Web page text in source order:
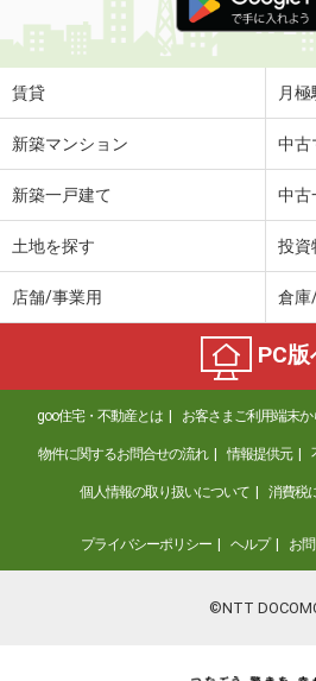
賃貸 月
新築マンション 中古
新築一戸建て 中古
土地を探す 投資
店舗/事業用 倉庫
PC版
goo住宅・不動産とは お客さまご利用端末
物件に関するお問合せの流れ 情報提供元
個人情報の取り扱いについて 消費税
プライバシーポリシー ヘルプ お
©NTT